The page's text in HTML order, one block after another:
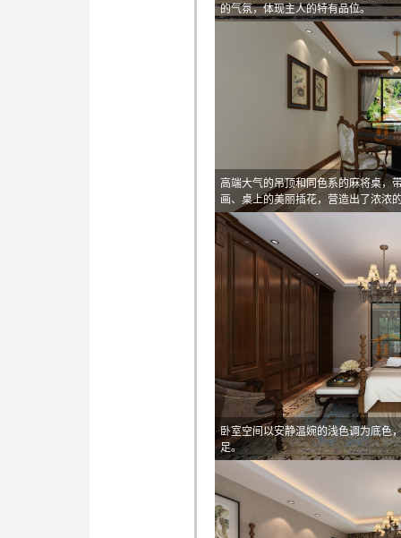
的气氛，体现主人的特有品位。
高端大气的吊顶和同色系的麻将桌，
画、桌上的美丽插花，营造出了浓浓
卧室空间以安静温婉的浅色调为底色
足。